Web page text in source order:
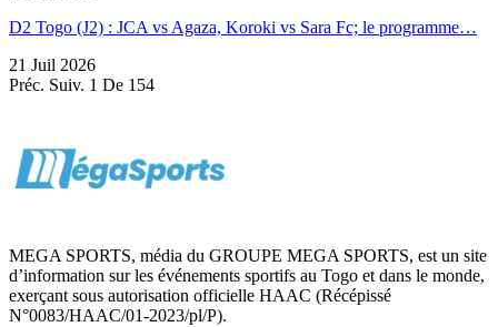
D2 Togo (J2) : JCA vs Agaza, Koroki vs Sara Fc; le programme…
21 Juil 2026
Préc. Suiv. 1 De 154
MEGA SPORTS, média du GROUPE MEGA SPORTS, est un site
d’information sur les événements sportifs au Togo et dans le monde,
exerçant sous autorisation officielle HAAC (Récépissé
N°0083/HAAC/01-2023/pl/P).